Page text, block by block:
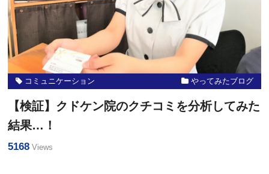
コミュニケーション やってみたブログ
【検証】クドケン院のクチコミを分析してみた
結果…！
5168 Views